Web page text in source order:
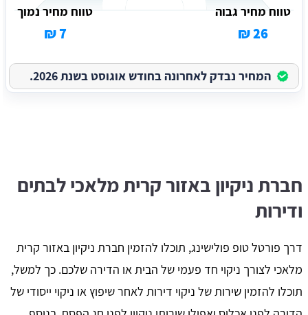
טווח מחיר גבוה
26 ₪
טווח מחיר נמוך
7 ₪
המחיר נבדק לאחרונה בחודש אוגוסט בשנת 2026.
חברת ניקיון באזור קרית מלאכי לבתים
ודירות
דרך פורטל טופ פולישינג, תוכלו להזמין חברת ניקיון באזור קרית
מלאכי לצורך ניקוי חד פעמי של הבית או הדירה שלכם. כך למשל,
תוכלו להזמין שירות של ניקוי דירות לאחר שיפוץ או ניקוי ייסודי של